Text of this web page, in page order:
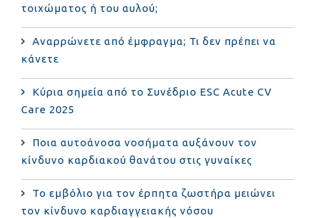
τοιχώματος ή του αυλού;
Αναρρώνετε από έμφραγμα; Τι δεν πρέπει να
κάνετε
Κύρια σημεία από το Συνέδριο ESC Acute CV
Care 2025
Ποια αυτοάνοσα νοσήματα αυξάνουν τον
κίνδυνο καρδιακού θανάτου στις γυναίκες
Το εμβόλιο για τον έρπητα ζωστήρα μειώνει
τον κίνδυνο καρδιαγγειακής νόσου